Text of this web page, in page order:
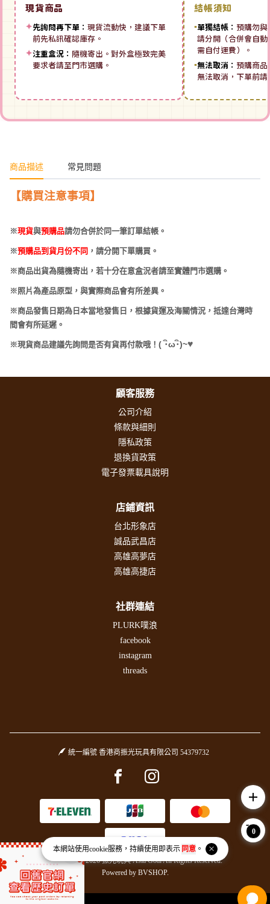
本網站使用cookie服務，持續使用即表示 同意。
現貨商品
✦先詢問再下單： 現貨流動快，建議下單
前先私訊確認庫存。
✦注重盒況： 隨機寄出。對外盒極致完美
要求者請至門市選購。
結帳須知
▪單獨結帳： 預購勿與
請分開（合併會自
需自付運費）。
▪無法取消： 預購商品
無法取消，下單前
商品描述 常見問題
【購買注意事項】
※現貨與預購品請勿合併於同一筆訂單結帳。
※預購品到貨月份不同 ，請分開下單購買。
※商品出貨為隨機寄出，若十分在意盒況者請至實體門市選購。
※照片為產品原型，與實際商品會有所差異。
※商品發售日期為日本當地發售日，根據貨運及海關情況，抵達台灣時
間會有所延遲。
※現貨商品建議先詢問是否有貨再付款哦！ (･ω･)~♥
顧客服務
公司介紹
條款與細則
隱私政策
退換貨政策
電子發票載具說明
店鋪資訊
台北形象店
誠品武昌店
高雄高夢店
高雄高捷店
社群連結
PLURK噗浪
facebook
instagram
threads
統一編號 香港商振光玩具有限公司 54379732
Facebook pageInstagram page
Copyright © 2026 振光玩具 Asia Goal All Rights Reserved.
Powered by BVSHOP.
add
0